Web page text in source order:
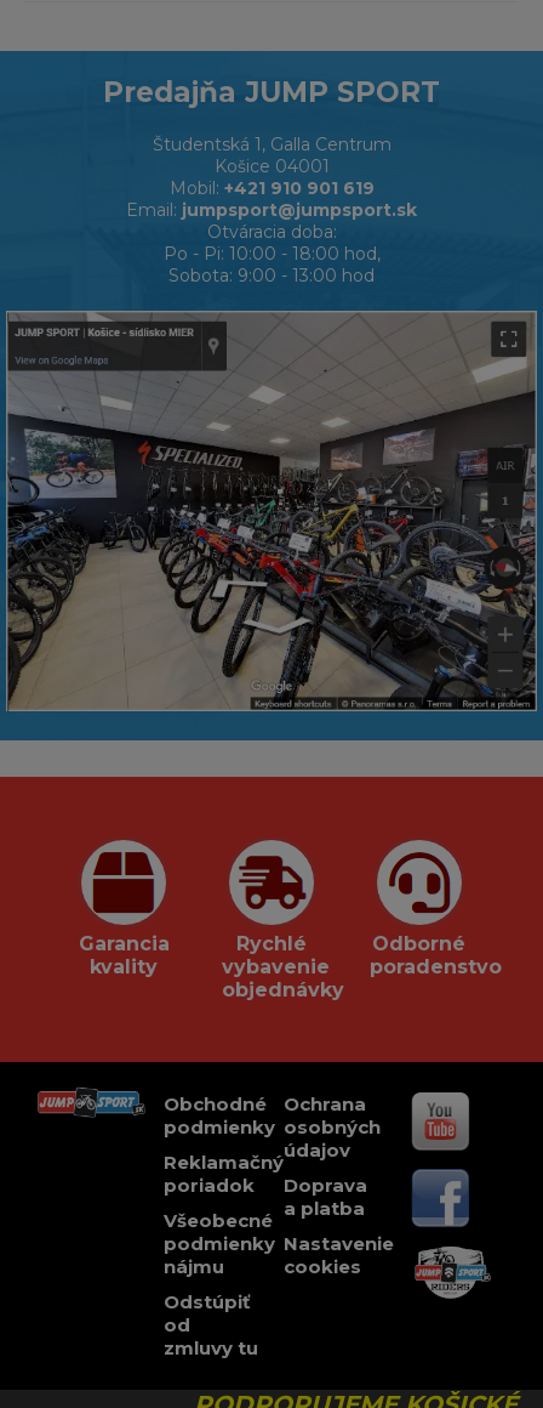
Predajňa JUMP SPORT
Študentská 1, Galla Centrum
Košice 04001
Mobil: +421 910 901 619
Email: jumpsport@jumpsport.sk
Otváracia doba:
Po - Pi: 10:00 - 18:00 hod,
Sobota: 9:00 - 13:00 hod
Garancia
kvality
Rychlé
vybavenie
objednávky
Odborné
poradenstvo
Obchodné
podmienky
Reklamačný
poriadok
Všeobecné
podmienky
nájmu
Odstúpiť
od
zmluvy tu
Ochrana
osobných
údajov
Doprava
a platba
Nastavenie
cookies